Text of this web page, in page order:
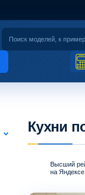
Кухни
Высший
на Яндексе